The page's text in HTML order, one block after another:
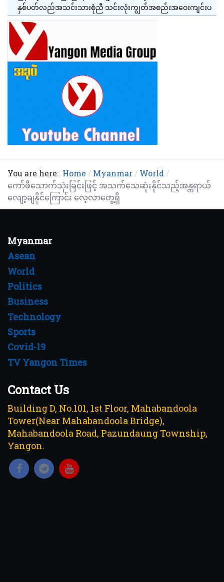
နှစ်ပတ်လည်အသင်းသားစုံညီ သင်းလုံးကျွတ်အစည်းအဝေးကျင်းပ
You are here: Home Myanmar
World
ကော်ဖီသောက်သုံးခြင်းဖြင့် အသက်သေဆုံးနိုင်သည့်အန္တရာယ်
လျော့ချနိုင်ကြောင်း လေ့လာတွေ့ရှိ
Myanmar
Asean
World
Politics
Business
Technology
Sports
Covid-19
TV Yangon Times
Contact Us
Building D, No.101, 1st Floor, Mahabandoola
Tower(Near Mahabandoola Bridge),
Mahabandoola Road, Pazundaung Township,
Yangon.